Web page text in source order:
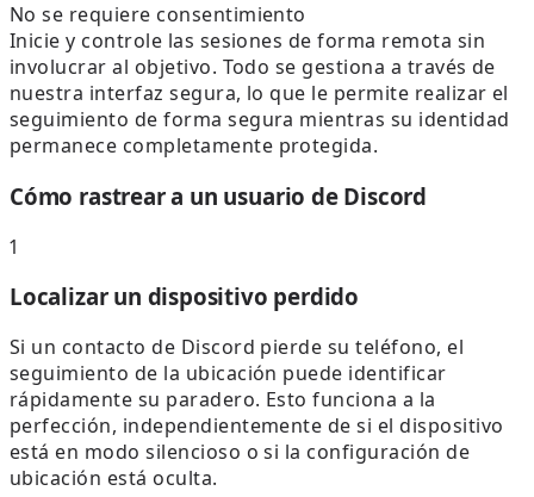
No se requiere consentimiento
Inicie y controle las sesiones de forma remota sin
involucrar al objetivo. Todo se gestiona a través de
nuestra interfaz segura, lo que le permite realizar el
seguimiento de forma segura mientras su identidad
permanece completamente protegida.
Cómo rastrear a un usuario de Discord
1
Localizar un dispositivo perdido
Si un contacto de Discord pierde su teléfono, el
seguimiento de la ubicación puede identificar
rápidamente su paradero. Esto funciona a la
perfección, independientemente de si el dispositivo
está en modo silencioso o si la configuración de
ubicación está oculta.